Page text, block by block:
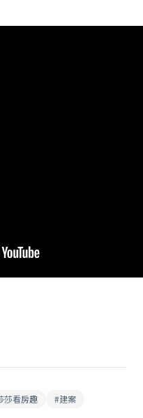
莎看房趣 #建案